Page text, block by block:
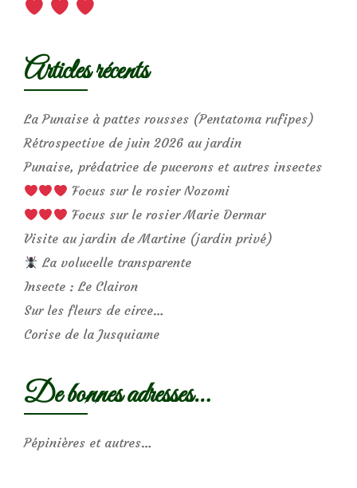
Articles récents
La Punaise à pattes rousses (Pentatoma rufipes)
Rétrospective de juin 2026 au jardin
Punaise, prédatrice de pucerons et autres insectes
Focus sur le rosier Nozomi
Focus sur le rosier Marie Dermar
Visite au jardin de Martine (jardin privé)
La volucelle transparente
Insecte : Le Clairon
Sur les fleurs de circe…
Corise de la Jusquiame
De bonnes adresses…
Pépinières et autres…